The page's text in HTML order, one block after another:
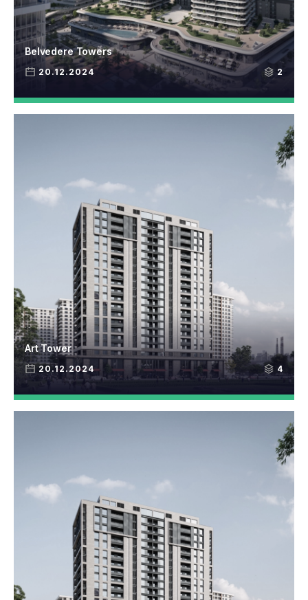
20.12.2024 2
Belvedere Towers
20.12.2024 4
Art Tower